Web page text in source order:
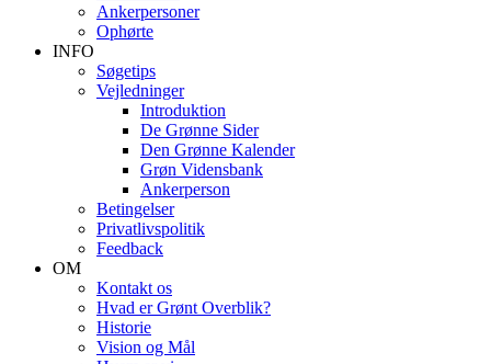
Ankerpersoner
Ophørte
INFO
Søgetips
Vejledninger
Introduktion
De Grønne Sider
Den Grønne Kalender
Grøn Vidensbank
Ankerperson
Betingelser
Privatlivspolitik
Feedback
OM
Kontakt os
Hvad er Grønt Overblik?
Historie
Vision og Mål